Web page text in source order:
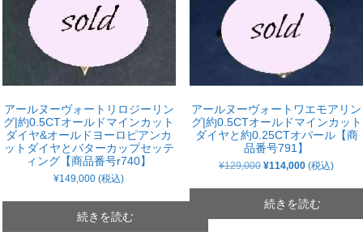
アールヌーヴォートリロジーリン
グ|約0.5CTオールドマインカット
ダイヤ&オールドヨーロピアンカ
ットダイヤとバターカップセッテ
ィング【商品番号r740】
¥149,000 (税込)
続きを読む
アールヌーヴォートワエモアリン
グ|約0.5CTオールドマインカット
ダイヤと約0.25CTオパール【商
品番号791】
¥129,000元
価
格
は
¥114,000現
の
価
格
(税込)
続きを読む